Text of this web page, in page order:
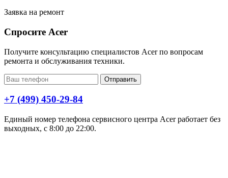
Заявка на ремонт
Спросите Acer
Получите консультацию специалистов Acer по вопросам
ремонта и обслуживания техники.
Отправить
+7 (499) 450-29-84
Единый номер телефона сервисного центра Acer работает без
выходных, с 8:00 до 22:00.